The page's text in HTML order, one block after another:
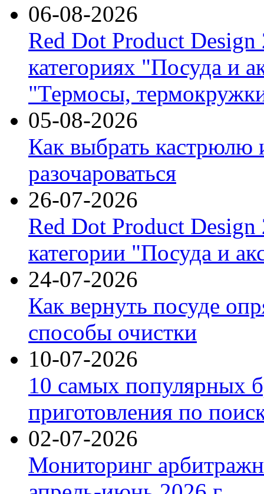
06-08-2026
Red Dot Product Design
категориях "Посуда и
"Термосы,
05-08-2026
Как выбрать кастрюлю
разочароваться
26-07-2026
Red Dot Product Design
категории "Посуда и
24-07-2026
Как вернуть посуде
способы очистки
10-07-2026
10 самых популярных
приготовления по
02-07-2026
Мониторинг